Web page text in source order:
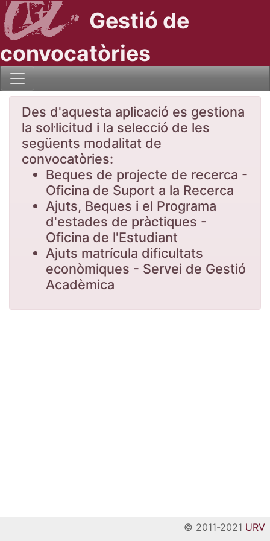
Gestió de
convocatòries
Des d'aquesta aplicació es gestiona
la sol·licitud i la selecció de les
següents modalitat de
convocatòries:
Beques de projecte de recerca -
Oficina de Suport a la Recerca
Ajuts, Beques i el Programa
d'estades de pràctiques -
Oficina de l'Estudiant
Ajuts matrícula dificultats
econòmiques - Servei de Gestió
Acadèmica
© 2011-2021 URV